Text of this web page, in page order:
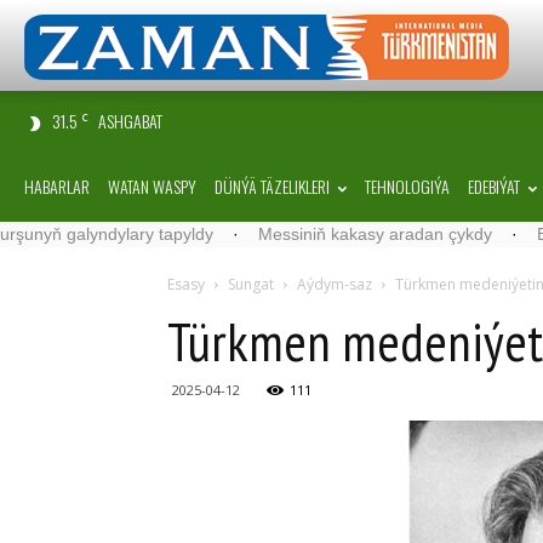
31.5 C ASHGABAT
HABARLAR WATAN WASPY DÜNÝÄ TÄZELIKLERI TEHNOLOGIÝA EDEBIÝAT
tapyldy · Messiniň kakasy aradan çykdy · Belgiýada
Esasy Sungat Aýdym-saz Türkmen
Türkmen
2025-04-12 111